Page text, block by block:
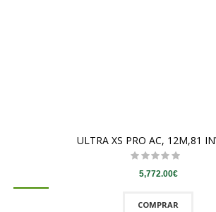
ULTRA XS PRO AC, 12M,81
5,772.00€
COMPRAR